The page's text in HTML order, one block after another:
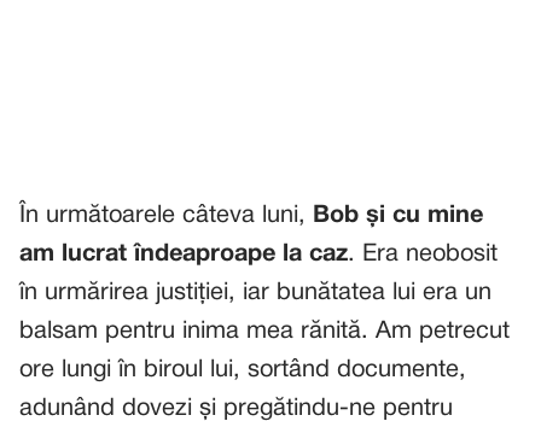
În următoarele câteva luni,
Bob și cu mine
am lucrat îndeaproape la caz. Era neobosit
în urmărirea justiției, iar bunătatea lui era un
balsam pentru inima mea rănită. Am petrecut
ore lungi în biroul lui, sortând documente,
adunând dovezi și pregătindu-ne pentru